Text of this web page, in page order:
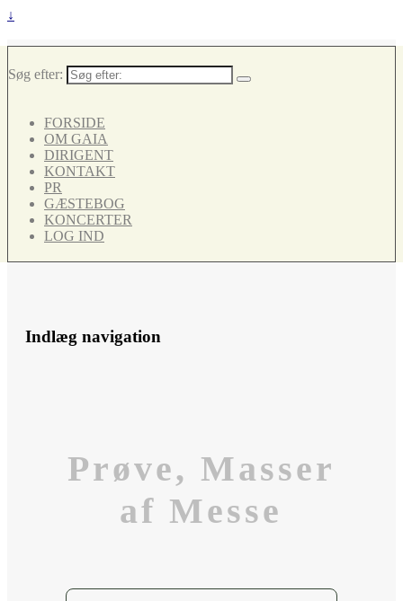
↓
Søg efter:
FORSIDE
OM GAIA
DIRIGENT
KONTAKT
PR
GÆSTEBOG
KONCERTER
LOG IND
Indlæg navigation
Prøve, Masser
af Messe